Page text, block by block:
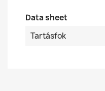
Data sheet
Tartásfok